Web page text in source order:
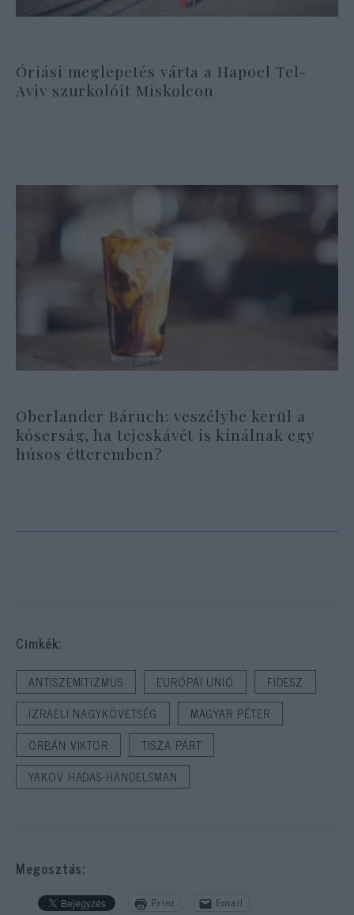
Óriási meglepetés várta a Hapoel Tel-
Aviv szurkolóit Miskolcon
Oberlander Báruch: veszélybe kerül a
kóserság, ha tejeskávét is kínálnak egy
húsos étteremben?
Cimkék:
ANTISZEMITIZMUS EURÓPAI UNIÓ
FIDESZ
IZRAELI NAGYKÖVETSÉG
MAGYAR PÉTER
ORBÁN VIKTOR
TISZA PÁRT
YAKOV HADAS-HANDELSMAN
Megosztás:
Print Email